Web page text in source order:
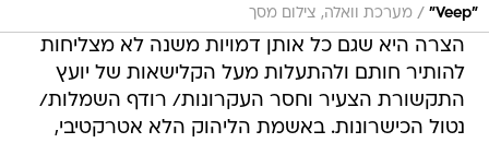
"Veep"
/ מערכת וואלה, צילום מסך
הצרה היא שגם כל אותן דמויות משנה לא מצליחות
להותיר חותם ולהתעלות מעל הקלישאות של יועץ
התקשורת הצעיר וחסר העקרונות/ רודף השמלות/
נטול הכישרונות. באשמת הליהוק הלא אטרקטיבי,